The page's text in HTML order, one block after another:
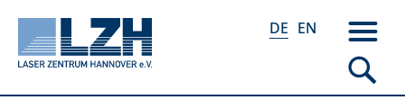
DE EN